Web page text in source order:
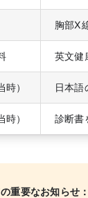
胸部X
英文健
） 日本語
） 診断書
重要なお知らせ：